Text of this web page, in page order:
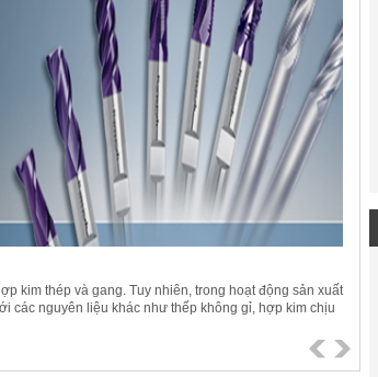
kim thép và gang. Tuy nhiên, trong hoạt động sản xuất
các nguyên liệu khác như thếp không gỉ, hợp kim chịu
nghĩa là “khó gia công”. .